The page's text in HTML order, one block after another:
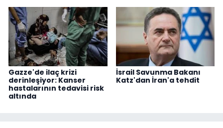
Gazze'de ilaç krizi
derinleşiyor: Kanser
hastalarının tedavisi risk
altında
İsrail Savunma Bakanı
Katz'dan İran'a tehdit